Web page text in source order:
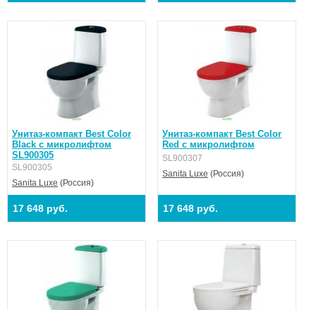
Унитаз-компакт Best Color
Black с микролифтом
SL900305
SL900305
Sanita Luxe (Россия)
17 648 руб.
Унитаз-компакт Best Color
Red с микролифтом
SL900307
Sanita Luxe (Россия)
17 648 руб.